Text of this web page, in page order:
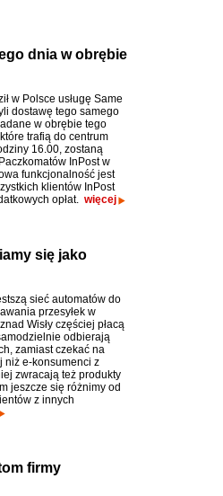
dnia w obrębie
w Polsce usługę Same
dostawę tego samego
w obrębie tego
trafią do centrum
16.00, zostaną
InPost w
funkcjonalność jest
klientów InPost
opłat. więcej
się jako
sieć automatów do
przesyłek w
Wisły częściej płacą
odbierają
zamiast czekać na
niż e-konsumenci z
zwracają też produkty
jeszcze się różnimy od
z innych
firmy